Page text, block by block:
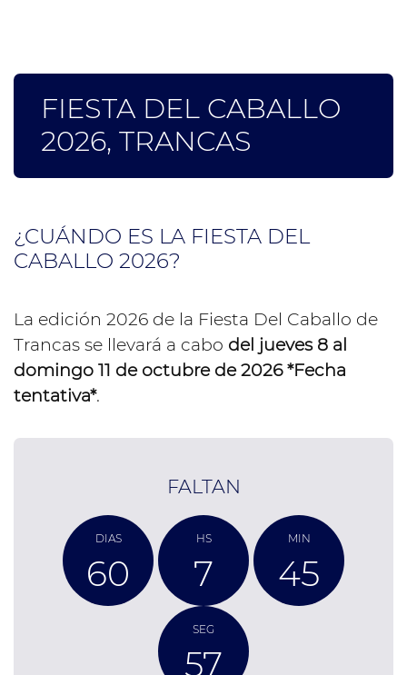
FIESTA DEL CABALLO
2026, TRANCAS
¿CUÁNDO ES LA FIESTA DEL
CABALLO 2026?
La edición 2026 de la Fiesta Del Caballo de
Trancas se llevará a cabo del jueves 8 al
domingo 11 de octubre de 2026 *Fecha
tentativa*.
FALTAN
DIAS
60
HS
7
MIN
45
SEG
56